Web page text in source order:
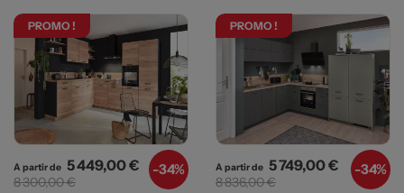
PROMO !
-34%
A partir de Prix
5 449,00 € Prix de base
8 300,00 €
PROMO !
-34%
A partir de Prix
5 749,00 € Prix de
8 836,00 €